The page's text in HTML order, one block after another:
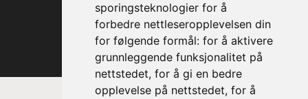
sporingsteknologier for å
forbedre nettleseropplevelsen din
for følgende formål: for å aktivere
grunnleggende funksjonalitet på
nettstedet, for å gi en bedre
opplevelse på nettstedet, for å